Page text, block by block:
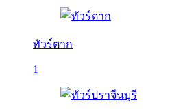
ทัวร์ตาก
1